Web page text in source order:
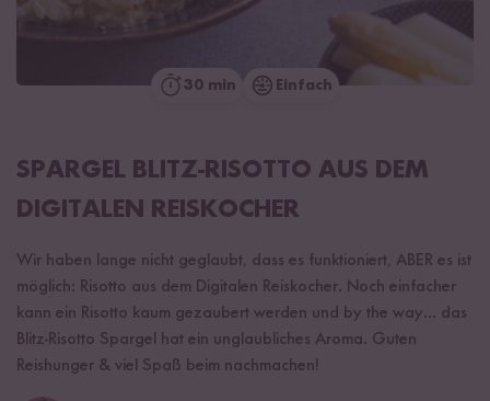
30 min Einfach
SPARGEL BLITZ-RISOTTO AUS DEM
DIGITALEN REISKOCHER
Wir haben lange nicht geglaubt, dass es funktioniert, ABER es ist
möglich: Risotto aus dem Digitalen Reiskocher. Noch einfacher
kann ein Risotto kaum gezaubert werden und by the way... das
Blitz-Risotto Spargel hat ein unglaubliches Aroma. Guten
Reishunger & viel Spaß beim nachmachen!